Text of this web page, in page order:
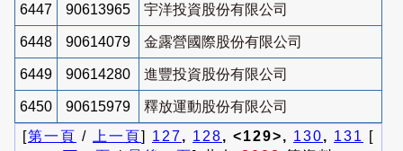
6447 90613965 宇洋投資股份有限公司
6448 90614079 金露營國際股份有限公司
6449 90614280 進豐投資股份有限公司
6450 90615979
釋放運動股份有限公司
[第一頁 / 上一頁] 127, 128, <129>, 130, 131
[